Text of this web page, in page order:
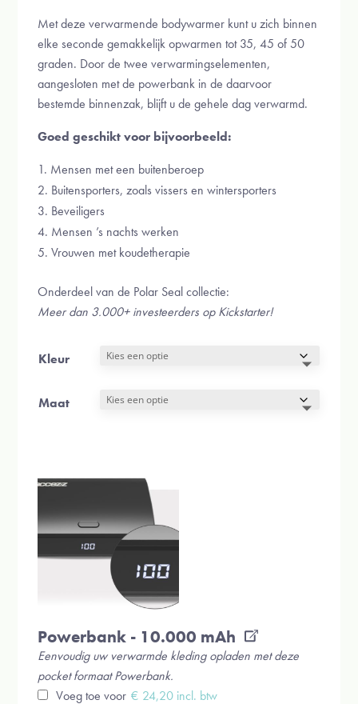
Met deze verwarmende bodywarmer kunt u zich binnen
elke seconde gemakkelijk opwarmen tot 35, 45 of 50
graden. Door de twee verwarmingselementen,
aangesloten met de powerbank in de daarvoor
bestemde binnenzak, blijft u de gehele dag verwarmd.
Goed geschikt voor bijvoorbeeld:
Mensen met een buitenberoep
Buitensporters, zoals vissers en wintersporters
Beveiligers
Mensen ’s nachts werken
Vrouwen met koudetherapie
Onderdeel van de Polar Seal collectie:
Meer dan 3.000+ investeerders op Kickstarter!
Kleur
Maat
Powerbank - 10.000 mAh
Eenvoudig uw verwarmde kleding opladen met deze
pocket formaat Powerbank.
Voeg toe voor € 24,20 incl. btw